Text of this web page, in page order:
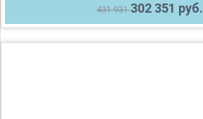
431 931302 351 руб.